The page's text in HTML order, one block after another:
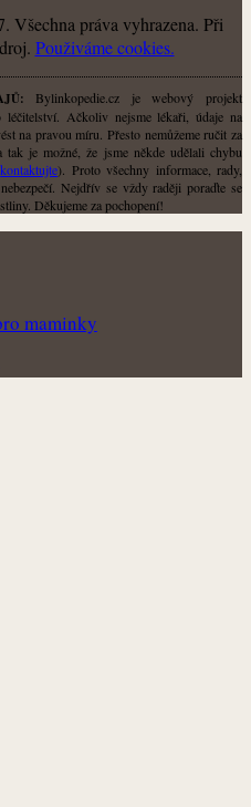
Všechna práva vyhrazena. Při
Použiváme cookies.
Bylinkopedie.cz je webový projekt
Ačkoliv nejsme lékaři, údaje na
na pravou míru. Přesto nemůžeme ručit za
je možné, že jsme někde udělali chybu
kontaktujte). Proto všechny informace, rady,
Nejdřív se vždy raději poraďte se
Děkujeme za pochopení!
maminky